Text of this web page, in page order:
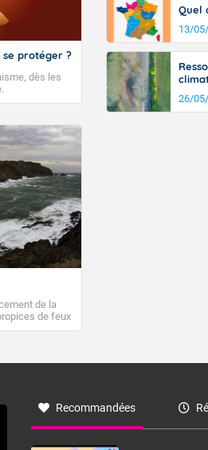
protéger ?
dès les
de la
de feux
? Quelles sont
à la
d’où
Quel
13/
26/
Recommandées